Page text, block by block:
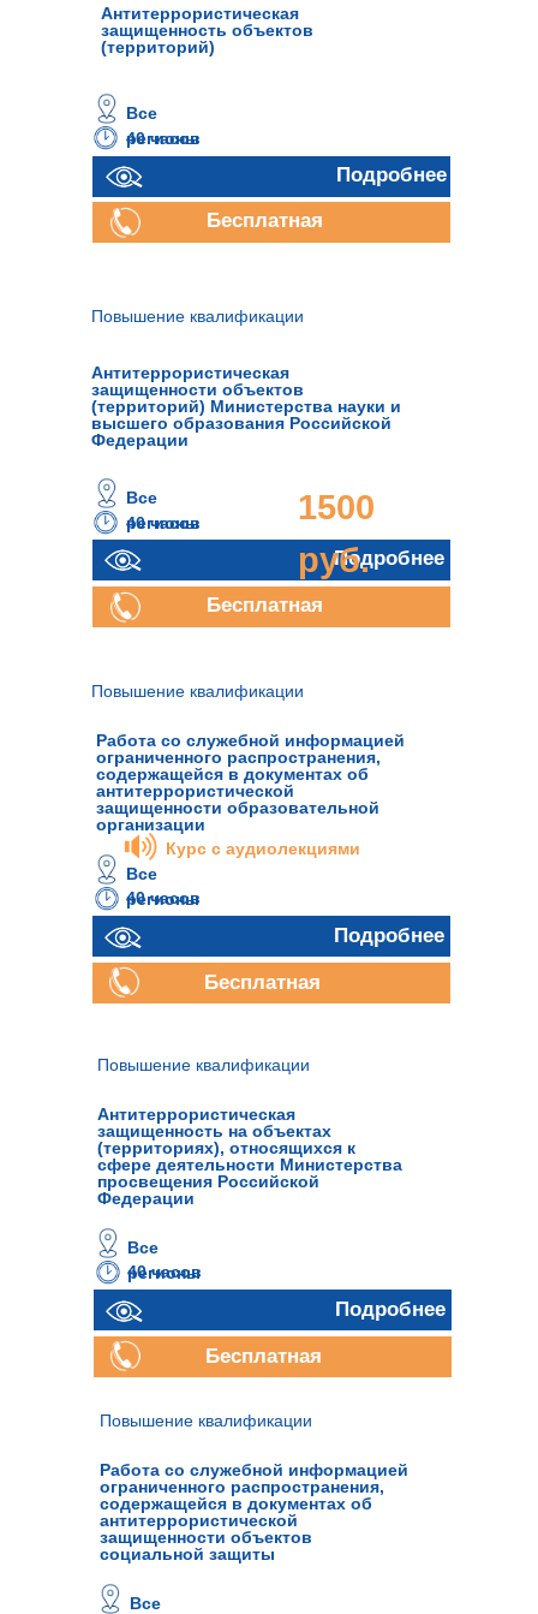
Антитеррористическая
защищенности объектов
(территорий) Министерства науки и
высшего образования Российской
Федерации
Подробнее
Антитеррористическая
защищенность объектов
(территорий)
Подробнее
40 часов
Все
регионы
Бесплатная
40 часов
1500
руб.
Все
регионы
Бесплатная
Повышение квалификации
Повышение квалификации
Работа со служебной информацией
ограниченного распространения,
содержащейся в документах об
антитеррористической
защищенности образовательной
организации
40 часов
Все
регионы
Подробнее
Бесплатная
Повышение квалификации
Антитеррористическая
защищенность на объектах
(территориях), относящихся к
сфере деятельности Министерства
просвещения Российской
Федерации
40 часов
Все
регионы
Подробнее
Бесплатная
Курс с аудиолекциями
Повышение квалификации
Работа со служебной информацией
ограниченного распространения,
содержащейся в документах об
антитеррористической
защищенности объектов
социальной защиты
Все